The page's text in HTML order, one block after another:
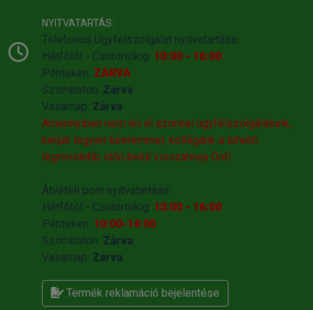
NYITVATARTÁS:
Telefonos Ügyfélszolgálat nyitvatartása:
Hétfőtől - Csütörtökig: 10:00 - 16:00
Pénteken: ZÁRVA
Szombaton: Zárva
Vasárnap: Zárva
Amennyiben nem éri el azonnal ügyfélszolgálatunk,
kérjük legyen türelemmel, kollégánk a lehető
legrövidebb időn belül visszahivja Önt!
Átvételi pont nyitvatartása:
Hétfőtől - Csütörtökig: 10:00 - 16:00
Pénteken: 10:00-14:00
Szombaton: Zárva
Vasárnap: Zárva
Termék reklamáció bejelentése